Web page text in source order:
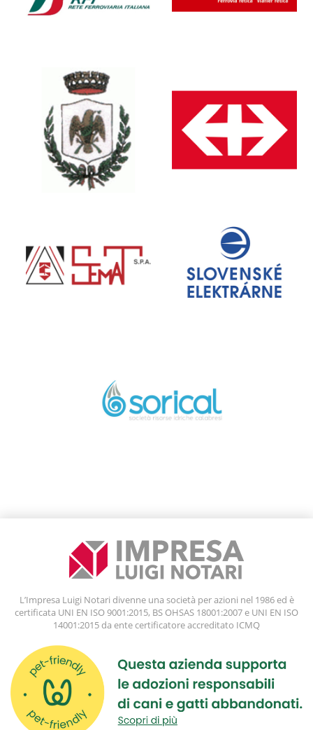
L’Impresa Luigi Notari divenne una società per azioni nel 1986 ed è
certificata UNI EN ISO 9001:2015, BS OHSAS 18001:2007 e UNI EN ISO
14001:2015 da ente certificatore accreditato ICMQ